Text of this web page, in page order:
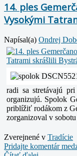
14. ples
Vysokými
Napísal(a) Ondrej
radi sa stretávajú
organizujú. Spolok
priblížiť rodákom z
zorganizoval v sobotu
Zverejnené v Tradície
Pridajte komentár